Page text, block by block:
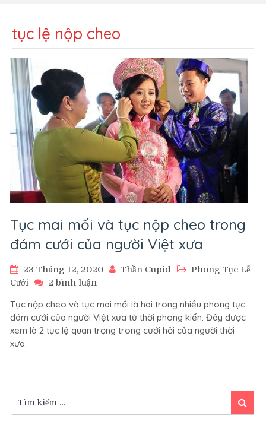
tục lệ nộp cheo
Tục mai mối và tục nộp cheo trong
đám cưới của người Việt xưa
23 Tháng 12, 2020 Thần Cupid
Phong Tục Lễ
Cưới
2 bình luận
mai
mối
và
đám
của
Tục nộp cheo và tục mai mối là hai trong nhiều phong tục
đám cưới của người Việt xưa từ thời phong kiến. Đây được
xem là 2 tục lệ quan trọng trong cưới hỏi của người thời
xưa.
kiếm:
Tìm
kiếm